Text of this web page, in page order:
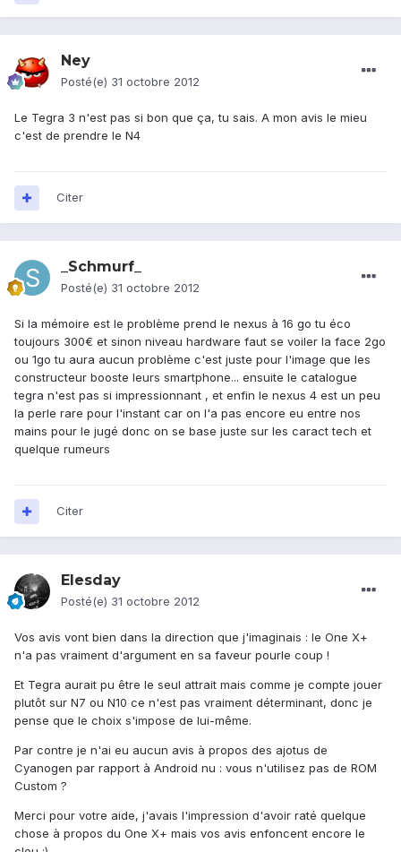
Ney
Posté(e) 31 octobre 2012
Le Tegra 3 n'est pas si bon que ça, tu sais. A mon avis le mieu
c'est de prendre le N4
Citer
_Schmurf_
Posté(e) 31 octobre 2012
Si la mémoire est le problème prend le nexus à 16 go tu éco
toujours 300€ et sinon niveau hardware faut se voiler la face 2go
ou 1go tu aura aucun problème c'est juste pour l'image que les
constructeur booste leurs smartphone... ensuite le catalogue
tegra n'est pas si impressionnant , et enfin le nexus 4 est un peu
la perle rare pour l'instant car on l'a pas encore eu entre nos
mains pour le jugé donc on se base juste sur les caract tech et
quelque rumeurs
Citer
Elesday
Posté(e) 31 octobre 2012
Vos avis vont bien dans la direction que j'imaginais : le One X+
n'a pas vraiment d'argument en sa faveur pourle coup !
Et Tegra aurait pu être le seul attrait mais comme je compte jouer
plutôt sur N7 ou N10 ce n'est pas vraiment déterminant, donc je
pense que le choix s'impose de lui-même.
Par contre je n'ai eu aucun avis à propos des ajotus de
Cyanogen par rapport à Android nu : vous n'utilisez pas de ROM
Custom ?
Merci pour votre aide, j'avais l'impression d'avoir raté quelque
chose à propos du One X+ mais vos avis enfoncent encore le